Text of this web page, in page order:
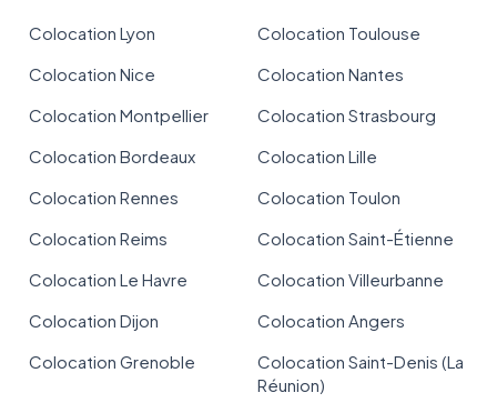
Colocation Lyon
Colocation Toulouse
Colocation Nice
Colocation Nantes
Colocation Montpellier
Colocation Strasbourg
Colocation Bordeaux
Colocation Lille
Colocation Rennes
Colocation Toulon
Colocation Reims
Colocation Saint-Étienne
Colocation Le Havre
Colocation Villeurbanne
Colocation Dijon
Colocation Angers
Colocation Grenoble
Colocation Saint-Denis (La
Réunion)